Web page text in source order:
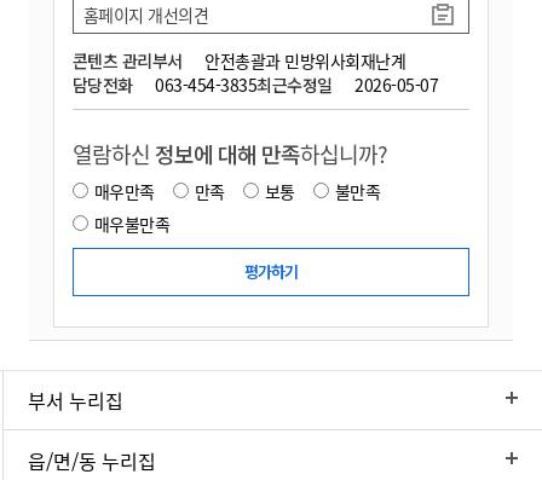
콘텐츠 관리부서
안전총괄과 민방위사회재난계
담당전화
063-454-3835최근수정일 2026-05-07
홈페이지 개선의견
열람하신 정보에 대해 만족하십니까?
매우만족 만족 보통
불만족
매우불만족
부서 누리집
읍/면/동 누리집